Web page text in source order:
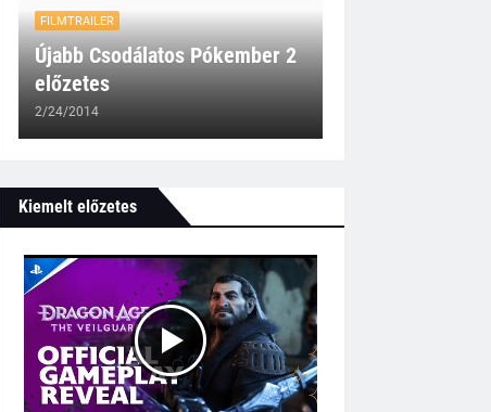
FILMTRAILER
Újabb Csodálatos Pókember 2
előzetes
2/24/2014
Kiemelt előzetes